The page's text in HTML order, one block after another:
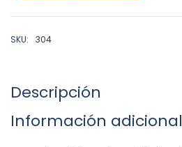
SKU: 304
Descripción
Información adicional